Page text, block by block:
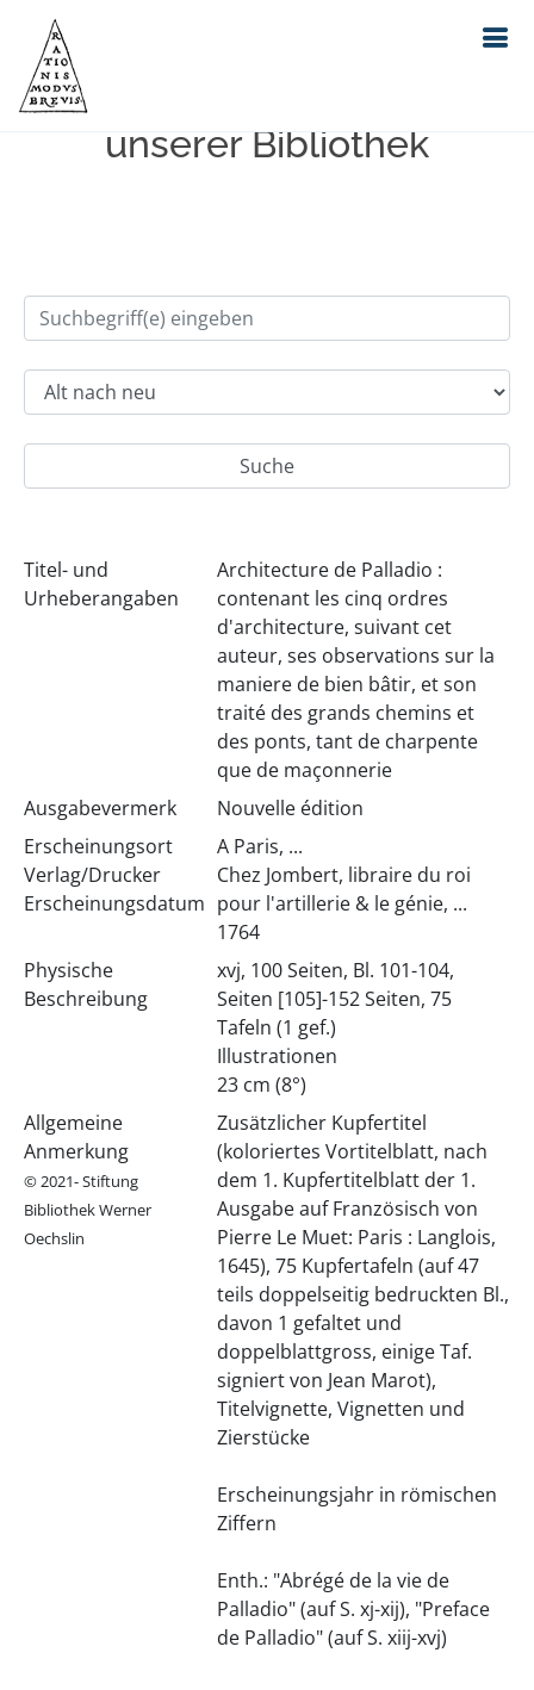
Einfache Suche im Bestand
unserer Bibliothek
Titel- und
Urheberangaben
Architecture de Palladio :
contenant les cinq ordres
d'architecture, suivant cet
auteur, ses observations sur la
maniere de bien bâtir, et son
traité des grands chemins et
des ponts, tant de charpente
que de maçonnerie
Ausgabevermerk
Nouvelle édition
Erscheinungsort
Verlag/Drucker
Erscheinungsdatum
A Paris, ...
Chez Jombert, libraire du roi
pour l'artillerie & le génie, ...
1764
Physische
Beschreibung
xvj, 100 Seiten, Bl. 101-104,
Seiten [105]-152 Seiten, 75
Tafeln (1 gef.)
Illustrationen
23 cm (8°)
Allgemeine
Anmerkung
© 2021- Stiftung
Bibliothek Werner
Oechslin
Zusätzlicher Kupfertitel
(koloriertes Vortitelblatt, nach
dem 1. Kupfertitelblatt der 1.
Ausgabe auf Französisch von
Pierre Le Muet: Paris : Langlois,
1645), 75 Kupfertafeln (auf 47
teils doppelseitig bedruckten Bl.,
davon 1 gefaltet und
doppelblattgross, einige Taf.
signiert von Jean Marot),
Titelvignette, Vignetten und
Zierstücke
Erscheinungsjahr in römischen
Ziffern
Enth.: "Abrégé de la vie de
Palladio" (auf S. xj-xij), "Preface
de Palladio" (auf S. xiij-xvj)